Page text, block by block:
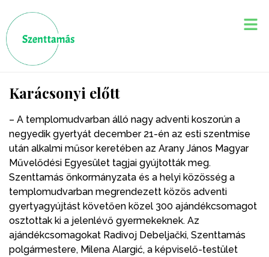
Karácsonyi előtt
– A templomudvarban álló nagy adventi koszorún a
negyedik gyertyát december 21-én az esti szentmise
után alkalmi műsor keretében az Arany János Magyar
Művelődési Egyesület tagjai gyújtották meg.
Szenttamás önkormányzata és a helyi közösség a
templomudvarban megrendezett közös adventi
gyertyagyújtást követően közel 300 ajándékcsomagot
osztottak ki a jelenlévő gyermekeknek. Az
ajándékcsomagokat Radivoj Debeljački, Szenttamás
polgármestere, Milena Alargić, a képviselő-testület